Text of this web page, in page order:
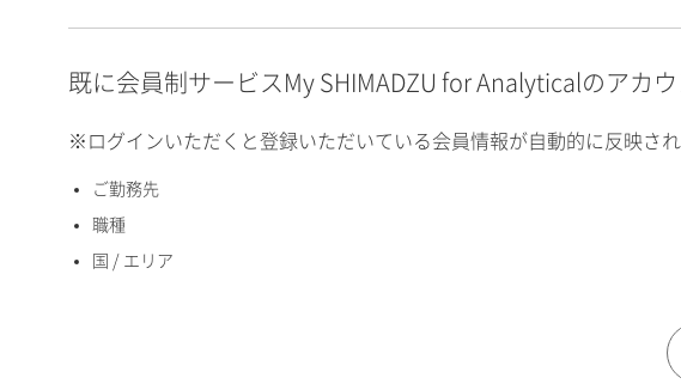
英数）
国 / エリア
既に会員制サービスMy SHIMADZU for Analyticalのアカ
※ログインいただくと登録いただいている会員情報が自動的に反映さ
ご勤務先
職種
国 / エリア